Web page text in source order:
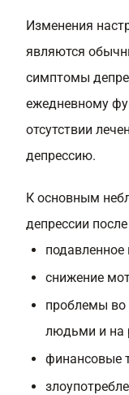
Изменения
являются
симптомы
ежедневному
отсутствии
депрессию.
К основным
депрессии
подавленное
снижение
проблемы во
людьми и на
финансовые